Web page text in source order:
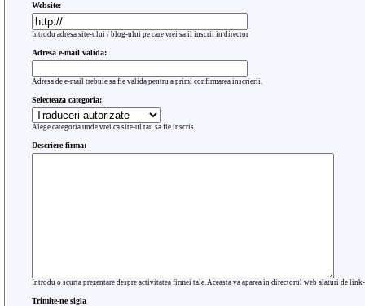
Website:
Introdu adresa site-ului / blog-ului pe care vrei sa il inscrii in director
Adresa e-mail valida:
Adresa de e-mail trebuie sa fie valida pentru a primi confirmarea inscrierii.
Selecteaza categoria:
Alege categoria unde vrei ca site-ul tau sa fie inscris
Descriere firma:
Introdu o scurta prezentare despre activitatea firmei tale. Aceasta va aparea in directorul web alaturi de
Trimite-ne sigla